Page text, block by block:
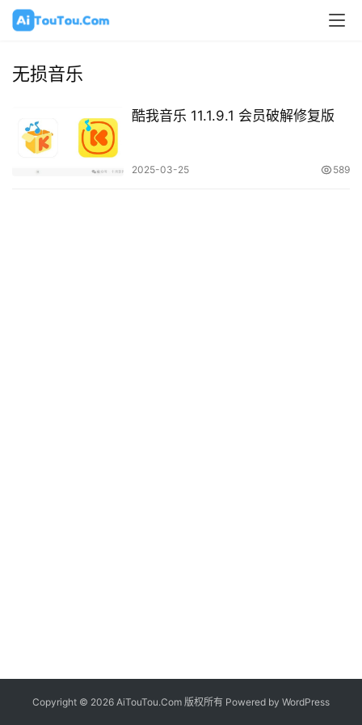
无损音乐
酷我音乐 11.1.9.1 会员破解修复版
2025-03-25 589
Copyright © 2026 AiTouTou.Com 版权所有 Powered by WordPress